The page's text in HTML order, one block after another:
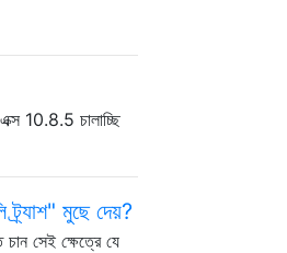
10.8.5 চালাচ্ছি
ট্র্যাশ" মুছে দেয়?
সেই ক্ষেত্রে যে